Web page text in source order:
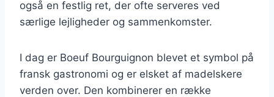
også en festlig ret, der ofte serveres ved
særlige lejligheder og sammenkomster.
I dag er Boeuf Bourguignon blevet et symbol på
fransk gastronomi og er elsket af madelskere
verden over. Den kombinerer en række